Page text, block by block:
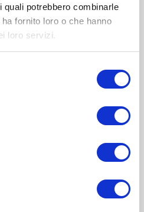
potrebbero combinarle
fornito loro o che hanno
loro servizi.